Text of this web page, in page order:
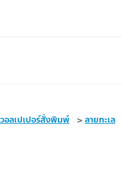
วอลเปเปอร์สั่งพิมพ์ >ลายทะเล